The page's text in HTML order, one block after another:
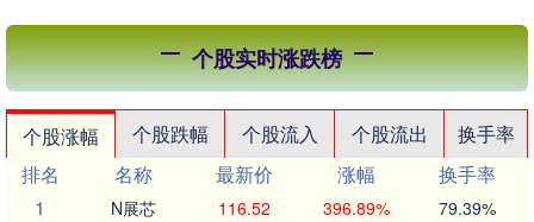
个股实时涨跌榜
个股涨幅 个股跌幅 个股流入 个股流出
换手率
排名
名称 最新价 涨幅
换手率
1
N展芯 116.52 396.89% 79.39%